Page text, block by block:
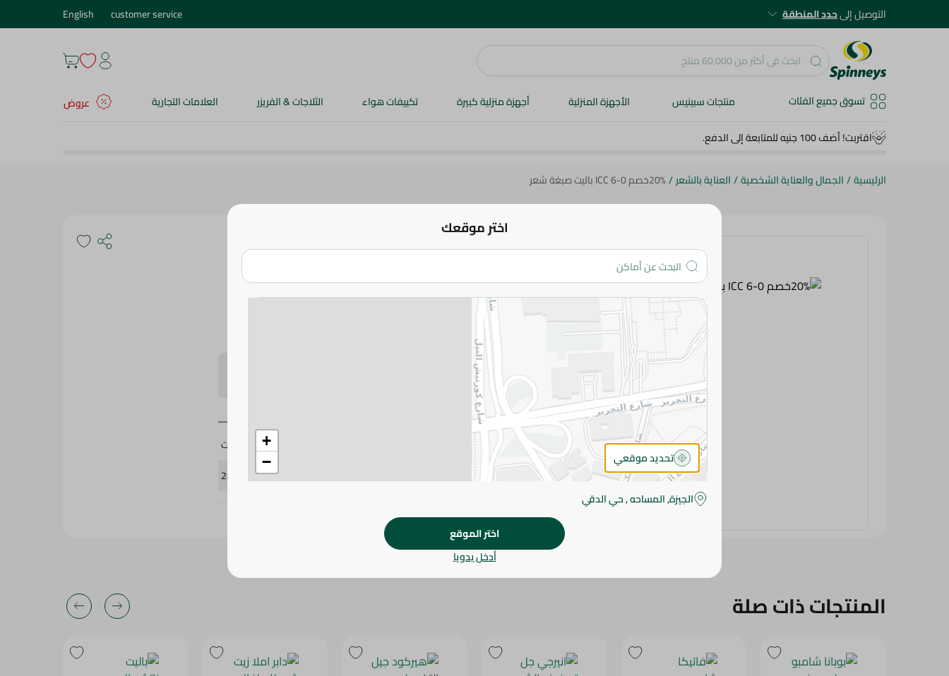
التوصيل إلىحدد المنطقة customer service
English
تسوق جميع الفئات منتجات سبينيس الأجهزة المنزلية أجهزة منزلية كبيرة تكييفات هواء الثلاجات & الفريزر العلامات التجارية
عروض
اقتربت! أضف 100 جنيه للمتابعة إلى الدفع.
الرئيسية/الجمال والعناية الشخصية/العناية بالشعر/20%خصم ICC 6-0 باليت صبغة شعر
20%خصم ICC 6-0 باليت صبغة شعر
129.95 جم
يرجى الملاحظة:
طفيف. قد يتغير التعبئة بناءً على التوفر.
المواصفات
براند
باليت
SKU
288947
المنتجات ذات صلة
اختر موقعك
+
−
تحديد موقعي
الجيزة, المساحه , حي الدقي
اختر الموقع
أدخل يدويا